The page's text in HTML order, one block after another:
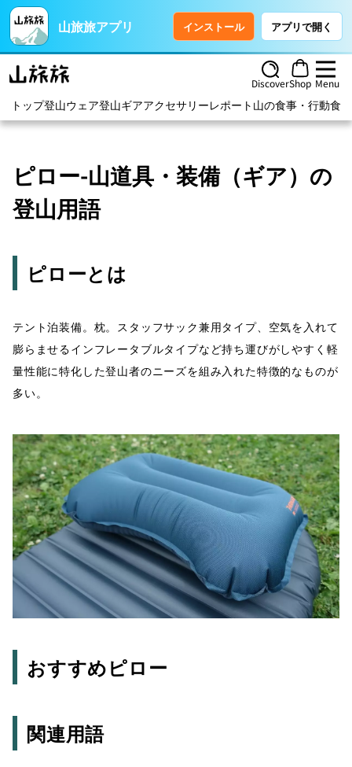
山旅旅アプリ インストール アプリで開く
DiscoverShop Menu
トップ登山ウェア登山ギアアクセサリーレポート 山の食事・行動食
ピロー-山道具・装備（ギア）の
登山用語
ピローとは
テント泊装備。枕。スタッフサック兼用タイプ、空気を入れて
膨らませるインフレータブルタイプなど持ち運びがしやすく軽
量性能に特化した登山者のニーズを組み入れた特徴的なものが
多い。
おすすめピロー
関連用語